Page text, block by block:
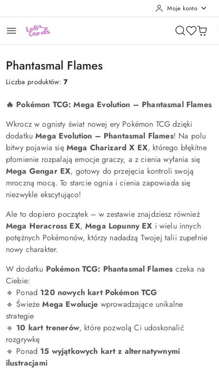
Moje konto
Phantasmal Flames
Liczba produktów:7
🔥 Pokémon TCG: Mega Evolution – Phantasmal Flames
Wkrocz w ognisty świat nowej ery Pokémon TCG dzięki
dodatkuMega Evolution – Phantasmal Flames! Na polu
bitwy pojawia się Mega Charizard X EX, którego błękitne
płomienie rozpalają emocje graczy, a z cienia wyłania się
Mega Gengar EX, gotowy do przejęcia kontroli swoją
mroczną mocą. To starcie ognia i cienia zapowiada się
niezwykle ekscytująco!
Ale to dopiero początek – w zestawie znajdziesz również
Mega Heracross EX,Mega Lopunny EX i wielu innych
potężnych Pokémonów, którzy nadadzą Twojej talii zupełnie
nowy charakter.
W dodatku Pokémon TCG: Phantasmal Flames czeka na
Ciebie:
🔹 Ponad 120 nowych kart Pokémon TCG
🔹 ŚwieżeMega Ewolucje wprowadzające unikalne
strategie
🔹 10 kart trenerów, które pozwolą Ci udoskonalić
rozgrywkę
🔹 Ponad 15 wyjątkowych kart z alternatywnymi
ilustracjami